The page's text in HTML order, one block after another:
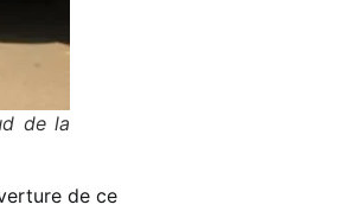
de la
de ce